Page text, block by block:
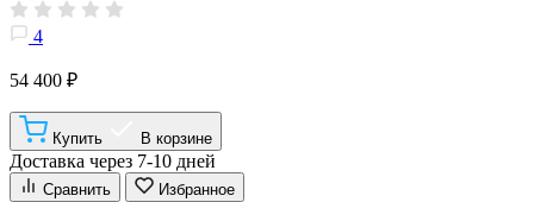
4
54 400 ₽
Купить В корзине
Доставка через 7-10 дней
Сравнить Избранное